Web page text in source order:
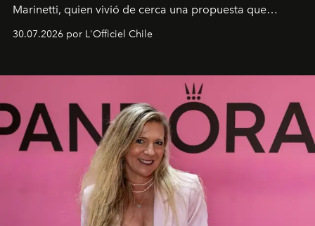
Marinetti, quien vivió de cerca una propuesta que
30.07.2026 por L'Officiel Chile